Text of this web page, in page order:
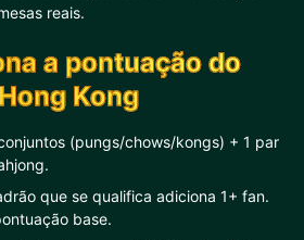
reais.
a pontuação do
Kong
(pungs/chows/kongs) + 1 par
que se qualifica adiciona 1+ fan.
base.